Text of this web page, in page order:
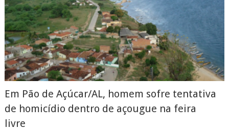
Em Pão de Açúcar/AL, homem sofre tentativa
de homicídio dentro de açougue na feira
livre